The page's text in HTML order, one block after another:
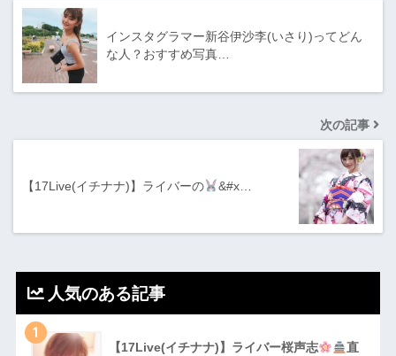
インスタグラマー新谷伊沙李(いさり)ってどん
な⼈？おすすめ写真…
次の記事
【17Live(イチナナ)】ライバーの &#x…
人気のある記事
1
【17Live(イチナナ)】ライバー桜声志
直